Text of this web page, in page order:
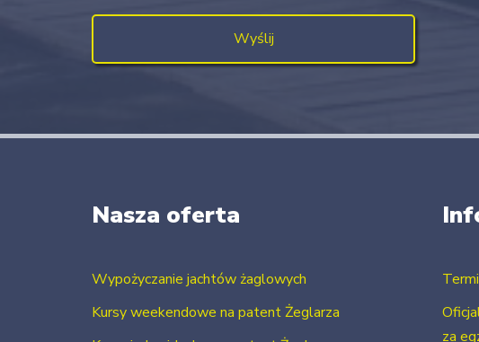
Nasza oferta
Wypożyczanie jachtów żaglowych
Kursy weekendowe na patent Żeglarza
za